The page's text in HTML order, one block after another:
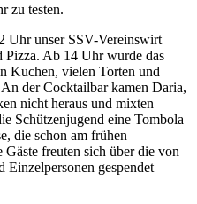
zu testen.
Uhr unser SSV-Vereinswirt
Pizza. Ab 14 Uhr wurde das
Kuchen, vielen Torten und
der Cocktailbar kamen Daria,
nicht heraus und mixten
Schützenjugend eine Tombola
die schon am frühen
freuten sich über die von
Einzelpersonen gespendet